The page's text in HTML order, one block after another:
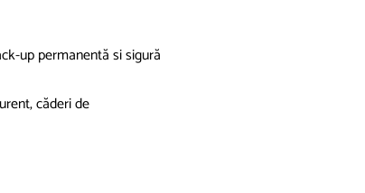
up permanentă si sigură
căderide